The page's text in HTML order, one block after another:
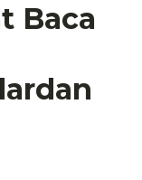
Baca